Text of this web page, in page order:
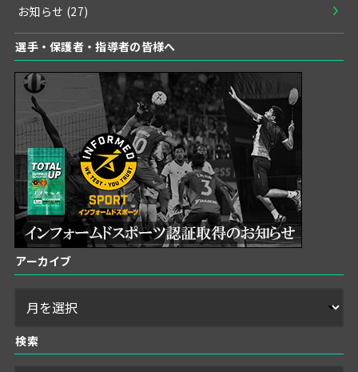
お知らせ (27)
選手・保護者・指導者の皆様へ
アーカイブ
検索